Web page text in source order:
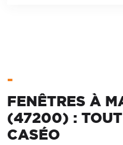
-
FENÊTRES À
(47200) :
CASÉO